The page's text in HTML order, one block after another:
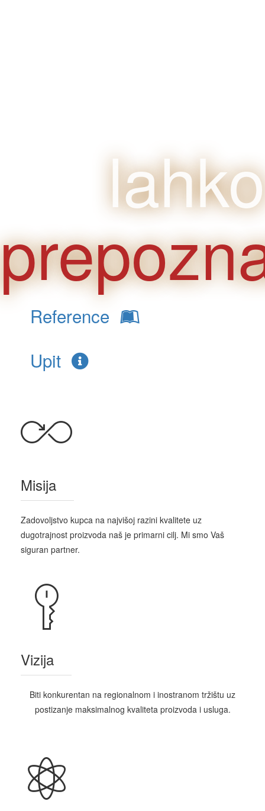
lahko
Reference
Upit
Misija
Zadovoljstvo kupca na najvišoj razini kvalitete uz
dugotrajnost proizvoda naš je primarni cilj. Mi smo Vaš
siguran partner.
Vizija
Biti konkurentan na regionalnom i inostranom tržištu uz
postizanje maksimalnog kvaliteta proizvoda i usluga.